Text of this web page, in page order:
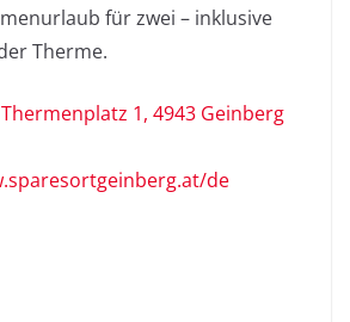
für zwei – inklusive
Therme.
Thermenplatz 1, 4943 Geinberg
de